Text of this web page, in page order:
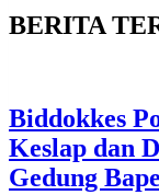
BERITA
Biddokkes
Keslap dan
Gedung